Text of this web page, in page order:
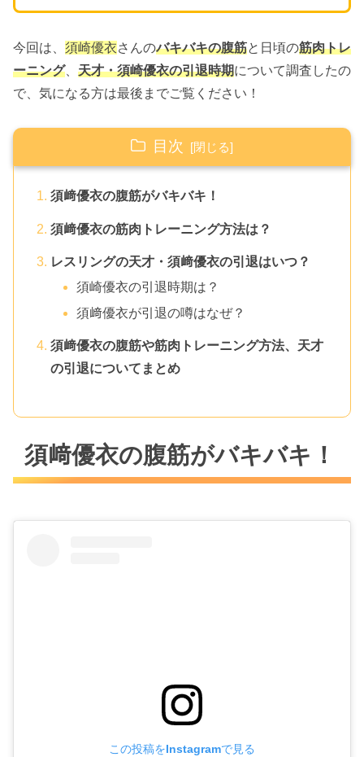
今回は、 須崎優衣さんのバキバキの腹筋と日頃の筋肉トレ
ーニング、 天才・須崎優衣の引退時期について調査したの
で、気になる方は最後までご覧ください！
目次
須﨑優衣の腹筋がバキバキ！
須﨑優衣の筋肉トレーニング方法は？
レスリングの天才・須﨑優衣の引退はいつ？
須崎優衣の引退時期は？
須﨑優衣が引退の噂はなぜ？
須﨑優衣の腹筋や筋肉トレーニング方法、天才
の引退についてまとめ
須﨑優衣の腹筋がバキバキ！
この投稿をInstagramで見る